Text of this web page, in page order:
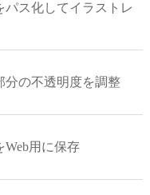
ス化してイラストレ
分の不透明度を調整
用に保存